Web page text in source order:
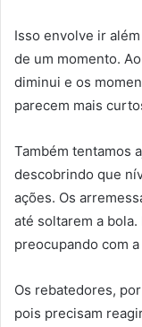
Isso envolve ir
de um momento.
diminui e os
parecem mais
Também tentamos
descobrindo que
ações. Os
até soltarem a
preocupando com
Os rebatedores,
pois precisam